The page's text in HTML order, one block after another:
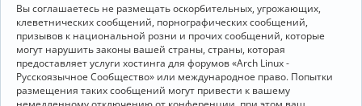
Вы соглашаетесь не размещать оскорбительных, угрожающих,
клеветнических сообщений, порнографических сообщений,
призывов к национальной розни и прочих сообщений, которые
могут нарушить законы вашей страны, страны, которая
предоставляет услуги хостинга для форумов «Arch Linux -
Русскоязычное Сообщество» или международное право. Попытки
размещения таких сообщений могут привести к вашему